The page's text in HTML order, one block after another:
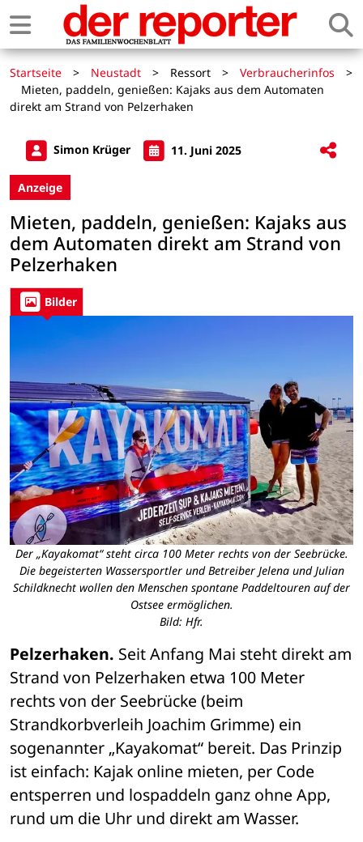
Startseite > Neustadt > Ressort > Verbraucherinfos
>
Mieten, paddeln, genießen: Kajaks aus dem Automaten
direkt am Strand von Pelzerhaken
Simon Krüger 11. Juni 2025
Anzeige
Mieten, paddeln, genießen: Kajaks aus
dem Automaten direkt am Strand von
Pelzerhaken
Bilder
Der „Kayakomat“ steht circa 100 Meter rechts von der Seebrücke.
Die begeisterten Wassersportler und Betreiber Jelena und Julian
Schildknecht wollen den Menschen spontane Paddeltouren auf der
Ostsee ermöglichen.
Bild: Hfr.
Pelzerhaken. Seit Anfang Mai steht direkt am
Strand von Pelzerhaken etwa 100 Meter
rechts von der Seebrücke (beim
Strandkorbverleih Joachim Grimme) ein
sogenannter „Kayakomat“ bereit. Das Prinzip
ist einfach: Kajak online mieten, per Code
entsperren und lospaddeln ganz ohne App,
rund um die Uhr und direkt am Wasser.